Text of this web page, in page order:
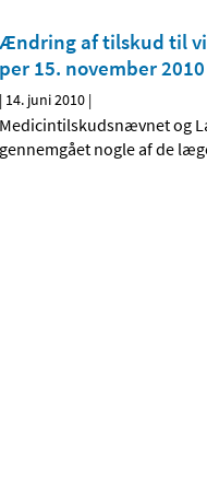
Ændring af tilskud til
per 15. november 2010
| 14. juni 2010 |
Medicintilskudsnævnet og
gennemgået nogle af de